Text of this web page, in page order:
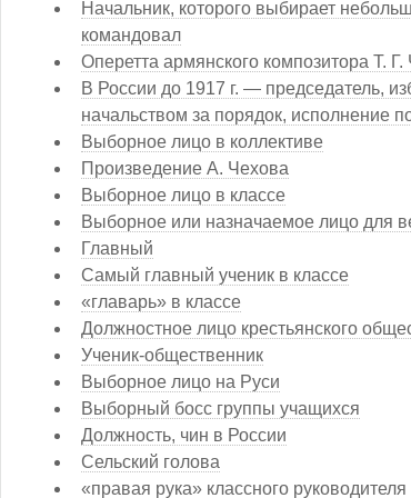
Начальник, которого выбирает
командовал
Оперетта армянского композитора Т.
В России до 1917 г. — председатель,
начальством за порядок, исполнение
Выборное лицо в коллективе
Произведение А. Чехова
Выборное лицо в классе
Выборное или назначаемое лицо для
Главный
Самый главный ученик в классе
«главарь» в классе
Должностное лицо крестьянского
Ученик-общественник
Выборное лицо на Руси
Выборный босс группы учащихся
Должность, чин в России
Сельский голова
«правая рука» классного руководителя